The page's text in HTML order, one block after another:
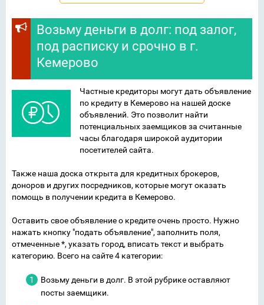
Возьму деньги в долг: под залог,
под расписку и срочно в г.
Кемерово
Частные кредиторы могут дать объявление
по кредиту в Кемерово на нашей доске
объявлений. Это позволит найти
потенциальных заемщиков за считанные
часы благодаря широкой аудитории
посетителей сайта.
Также наша доска открыта для кредитных брокеров,
доноров и других посредников, которые могут оказать
помощь в получении кредита в Кемерово.
Оставить свое объявление о кредите очень просто. Нужно
нажать кнопку "подать объявление", заполнить поля,
отмеченные *, указать город, вписать текст и выбрать
категорию. Всего на сайте 4 категории:
Возьму деньги в долг. В этой рубрике оставляют
посты заемщики.